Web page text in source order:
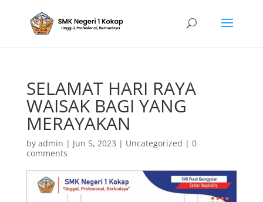
SELAMAT HARI RAYA
WAISAK BAGI YANG
MERAYAKAN
by admin | Jun 5, 2023 | Uncategorized | 0
comments